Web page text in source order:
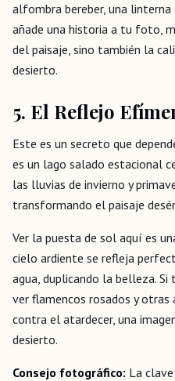
alfombra bereber, una
añade una historia a tu foto,
del paisaje, sino también la
desierto.
5. El Reflejo
Este es un secreto que
es un lago salado estacional
las lluvias de invierno y
transformando el paisaje
Ver la puesta de sol aquí es
cielo ardiente se refleja
agua, duplicando la belleza.
ver flamencos rosados y
contra el atardecer, una
desierto.
Consejo fotográfico: La